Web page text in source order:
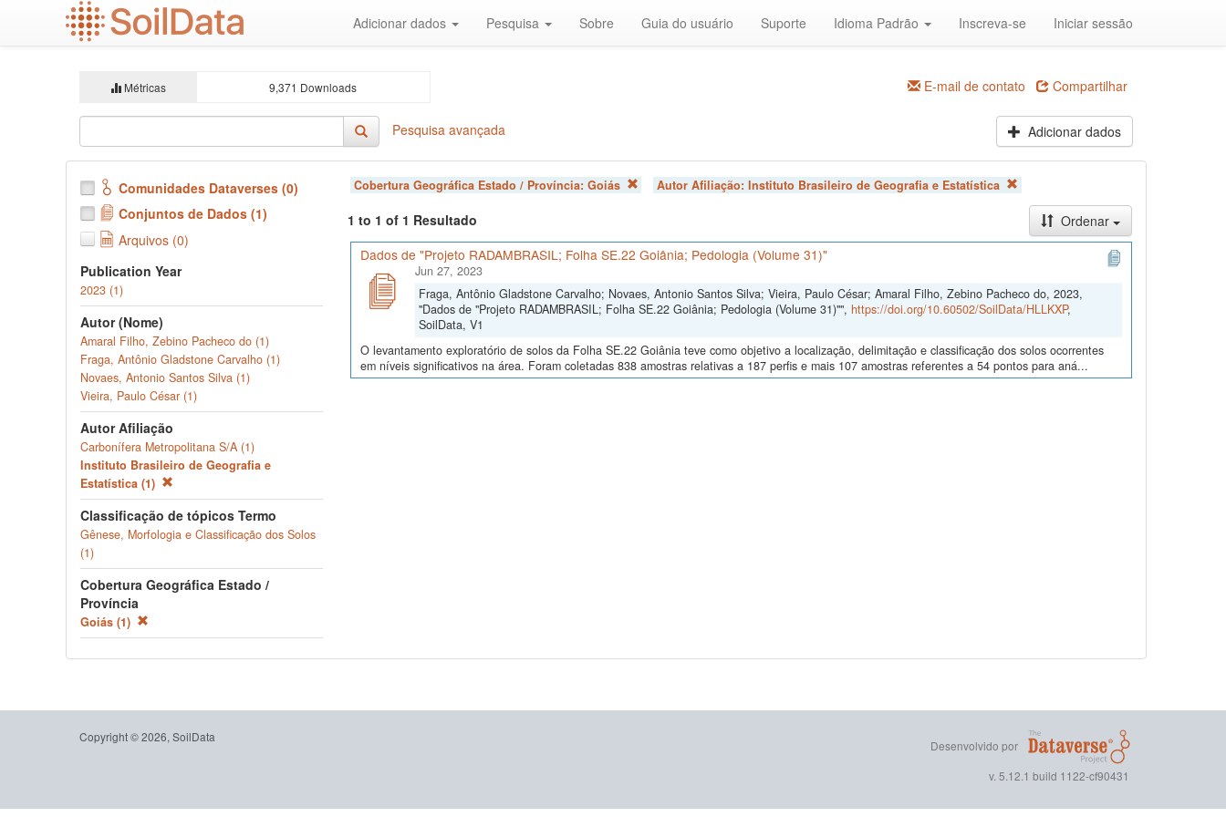
Adicionar dados Pesquisa Sobre Guia do usuário Suporte Idioma Padrão Inscreva-se Iniciar sessão
Métricas 9,371 Downloads E-mail de contato Compartilhar
Pesquisa avançada Adicionar dados
Comunidades Dataverses (0)
Conjuntos de Dados (1)
Arquivos (0)
Publication Year
2023 (1)
Autor (Nome)
Amaral Filho, Zebino Pacheco do (1)
Fraga, Antônio Gladstone Carvalho (1)
Novaes, Antonio Santos Silva (1)
Vieira, Paulo César (1)
Autor Afiliação
Carbonífera Metropolitana S/A (1)
Instituto Brasileiro de Geografia e
Estatística (1)
Classificação de tópicos Termo
Gênese, Morfologia e Classificação dos Solos
(1)
Cobertura Geográfica Estado /
Província
Goiás (1)
Cobertura Geográfica Estado / Província: Goiás Autor Afiliação: Instituto Brasileiro de Geografia e Estatística
1 to 1 of 1 Resultado
Ordenar
Dados de "Projeto RADAMBRASIL; Folha SE.22 Goiânia; Pedologia (Volume 31)"
Jun 27, 2023
Fraga, Antônio Gladstone Carvalho; Novaes, Antonio Santos Silva; Vieira, Paulo César; Amaral Filho, Zebino Pacheco do, 2023,
"Dados de "Projeto RADAMBRASIL; Folha SE.22 Goiânia; Pedologia (Volume 31)"", https://doi.org/10.60502/SoilData/HLLKXP,
SoilData, V1
O levantamento exploratório de solos da Folha SE.22 Goiânia teve como objetivo a localização, delimitação e classificação dos solos ocorrentes
em níveis significativos na área. Foram coletadas 838 amostras relativas a 187 perfis e mais 107 amostras referentes a 54 pontos para aná...
Copyright © 2026, SoilData
Desenvolvido por
v. 5.12.1 build 1122-cf90431